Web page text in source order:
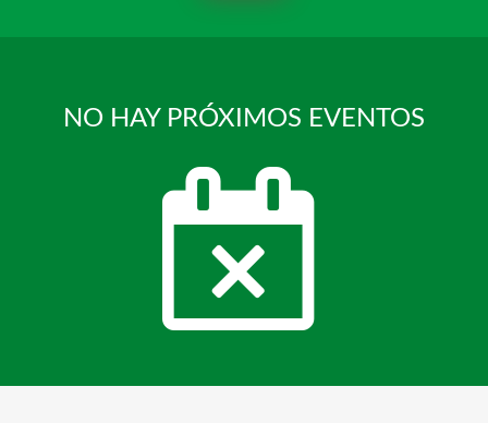
NO HAY PRÓXIMOS EVENTOS